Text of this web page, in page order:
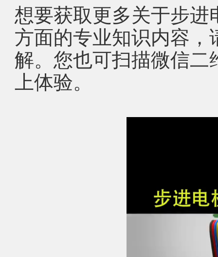
想要获取更多关于步
方面的专业知识内容
解。您也可扫描微信
上体验。